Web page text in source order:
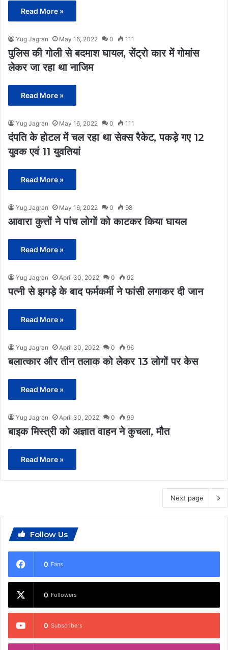
Read More »
Yug Jagran May 16, 2022 0 111
पुलिस की गोली से बदमाश घायल, सेंट्रो कार में गोमांस
लेकर जा रहा था नाजिम
Read More »
Yug Jagran May 16, 2022 0 111
दंपति के होटल में चल रहा था सेक्स रैकेट, पकड़े गए 12
युवक एवं 11 युवतियां
Read More »
Yug Jagran May 16, 2022 0 98
आवारा कुत्तों ने पांच लोगों को काटकर किया घायल
Read More »
Yug Jagran April 30, 2022 0 92
पत्नी से झगड़े के बाद फर्मकर्मी ने फांसी लगाकर दी जान
Read More »
Yug Jagran April 30, 2022 0 96
बलात्कार और तीन तलाक को लेकर 13 लोगों पर केस
Read More »
Yug Jagran April 30, 2022 0 99
बाइक मिस्त्री को अज्ञात वाहन ने कुचला, मौत
Read More »
Next page
Follow Us
0 Fans
0 Followers
0 Subscribers